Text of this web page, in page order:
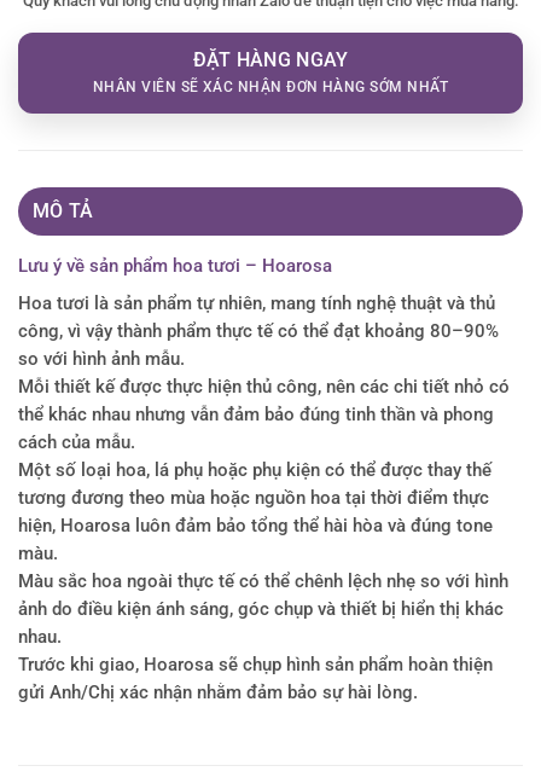
ĐẶT HÀNG NGAY
NHÂN VIÊN SẼ XÁC NHẬN ĐƠN HÀNG SỚM NHẤT
MÔ TẢ
Lưu ý về sản phẩm hoa tươi – Hoarosa
Hoa tươi là sản phẩm tự nhiên, mang tính nghệ thuật và thủ
công, vì vậy thành phẩm thực tế có thể đạt khoảng 80–90%
so với hình ảnh mẫu.
Mỗi thiết kế được thực hiện thủ công, nên các chi tiết nhỏ có
thể khác nhau nhưng vẫn đảm bảo đúng tinh thần và phong
cách của mẫu.
Một số loại hoa, lá phụ hoặc phụ kiện có thể được thay thế
tương đương theo mùa hoặc nguồn hoa tại thời điểm thực
hiện, Hoarosa luôn đảm bảo tổng thể hài hòa và đúng tone
màu.
Màu sắc hoa ngoài thực tế có thể chênh lệch nhẹ so với hình
ảnh do điều kiện ánh sáng, góc chụp và thiết bị hiển thị khác
nhau.
Trước khi giao, Hoarosa sẽ chụp hình sản phẩm hoàn thiện
gửi Anh/Chị xác nhận nhằm đảm bảo sự hài lòng.